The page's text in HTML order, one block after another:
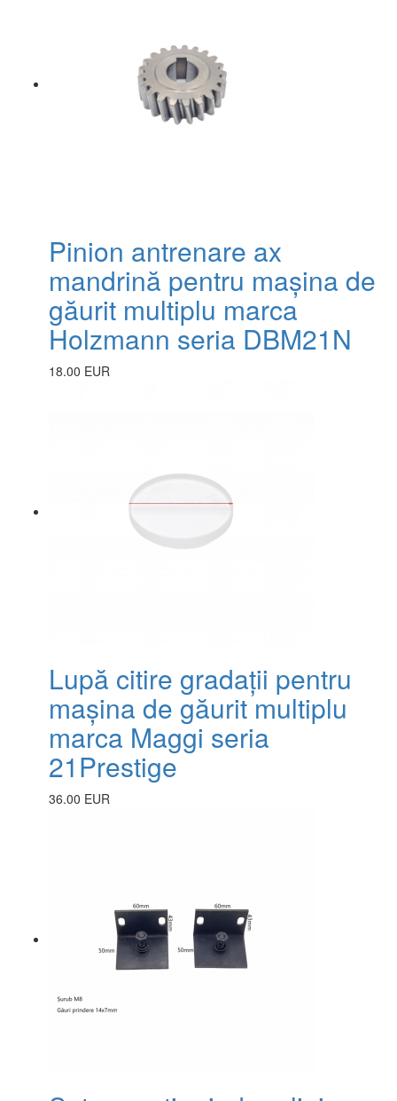
Pinion antrenare ax
mandrină pentru mașina de
găurit multiplu marca
Holzmann seria DBM21N
18.00 EUR
Lupă citire gradații pentru
mașina de găurit multiplu
marca Maggi seria
21Prestige
36.00 EUR